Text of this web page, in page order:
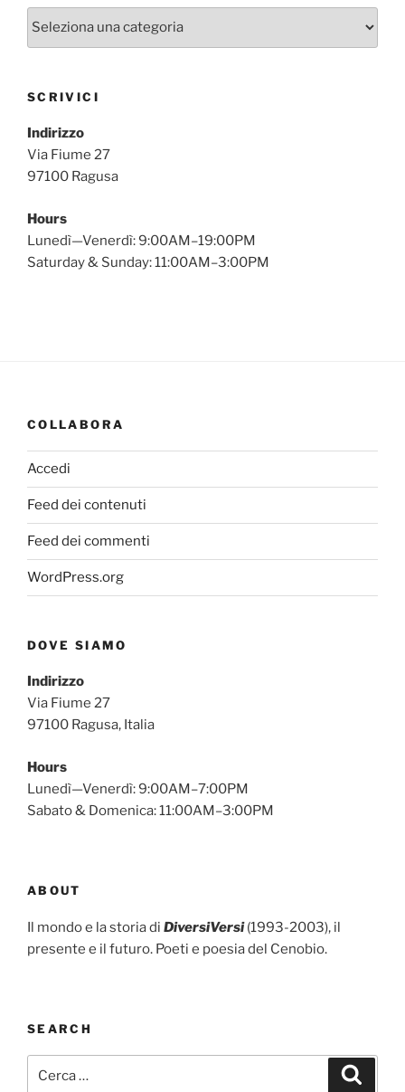
Categorie
SCRIVICI
Indirizzo
Via Fiume 27
97100 Ragusa
Hours
Lunedì—Venerdì: 9:00AM–19:00PM
Saturday & Sunday: 11:00AM–3:00PM
COLLABORA
Accedi
Feed dei contenuti
Feed dei commenti
WordPress.org
DOVE SIAMO
Indirizzo
Via Fiume 27
97100 Ragusa, Italia
Hours
Lunedì—Venerdì: 9:00AM–7:00PM
Sabato & Domenica: 11:00AM–3:00PM
ABOUT
Il mondo e la storia di DiversiVersi (1993-2003), il
presente e il futuro. Poeti e poesia del Cenobio.
SEARCH